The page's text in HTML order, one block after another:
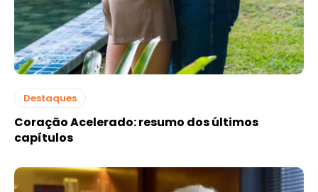
Destaques
Coração Acelerado: resumo dos últimos
capítulos